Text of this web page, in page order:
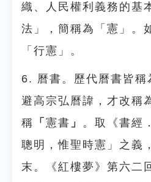
織、人民權利義務的基
法」，簡稱為「憲」。
「行憲」。
6. 曆書。歷代曆書皆稱
避高宗弘曆諱，才改稱
稱 「 憲書 」 。取《書經
聰明，惟聖時憲」之義
末。《紅樓夢》第六二